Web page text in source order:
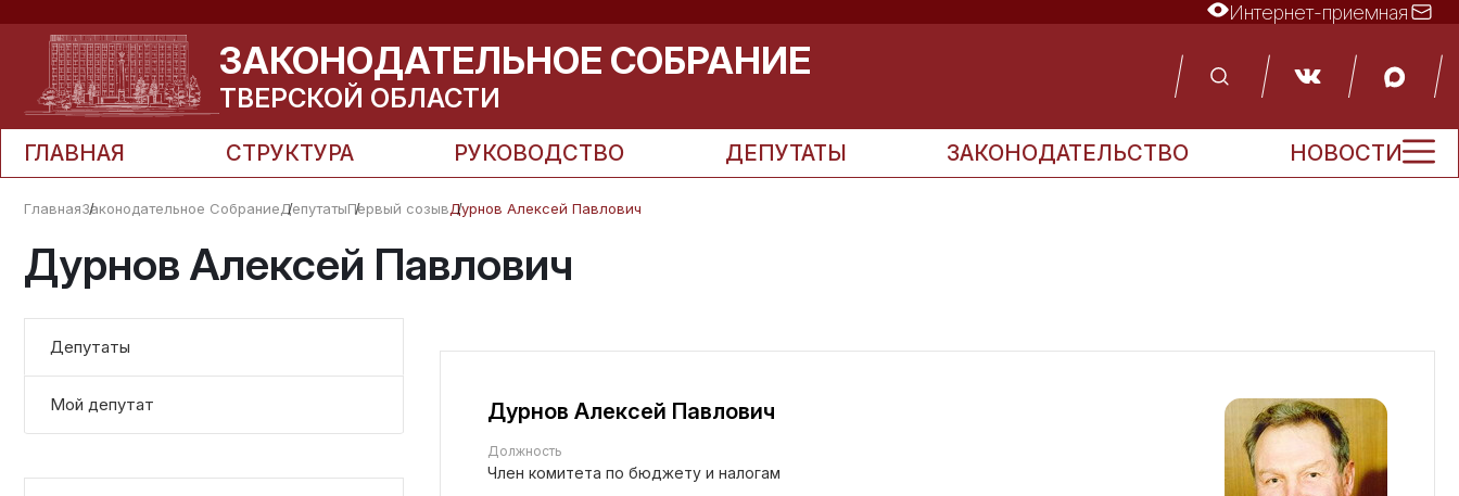
Интернет-приемная
ЗАКОНОДАТЕЛЬНОЕ СОБРАНИЕ
ТВЕРСКОЙ ОБЛАСТИ
ГЛАВНАЯ СТРУКТУРА РУКОВОДСТВО ДЕПУТАТЫ ЗАКОНОДАТЕЛЬСТВО НОВОСТИ
ГлавнаяЗаконодательное СобраниеДепутатыПервый созывДурнов Алексей Павлович
Дурнов Алексей Павлович
Депутаты
Мой депутат Дурнов Алексей Павлович
Должность
Член комитета по бюджету и налогам